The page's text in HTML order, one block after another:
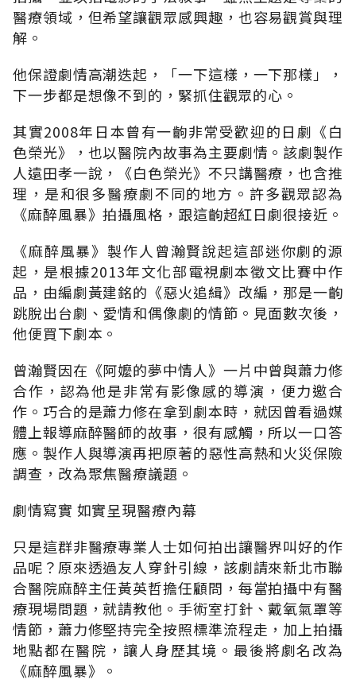
醫療領域，但希望讓觀眾感興趣，也容易觀賞與理
解。
他保證劇情高潮迭起，「一下這樣，一下那樣」，
下一步都是想像不到的，緊抓住觀眾的心。
其實2008年日本曾有一齣非常受歡迎的日劇《白
色榮光》，也以醫院內故事為主要劇情。該劇製作
人遠田孝一說，《白色榮光》不只講醫療，也含推
理，是和很多醫療劇不同的地方。許多觀眾認為
《麻醉風暴》拍攝風格，跟這齣超紅日劇很接近。
《麻醉風暴》製作人曾瀚賢說起這部迷你劇的源
起，是根據2013年文化部電視劇本徵文比賽中作
品，由編劇黃建銘的《惡火追緝》改編，那是一齣
跳脫出台劇、愛情和偶像劇的情節。見面數次後，
他便買下劇本。
曾瀚賢因在《阿嬤的夢中情人》一片中曾與蕭力修
合作，認為他是非常有影像感的導演，便力邀合
作。巧合的是蕭力修在拿到劇本時，就因曾看過媒
體上報導麻醉醫師的故事，很有感觸，所以一口答
應。製作人與導演再把原著的惡性高熱和火災保險
調查，改為聚焦醫療議題。
劇情寫實 如實呈現醫療內幕
只是這群非醫療專業人士如何拍出讓醫界叫好的作
品呢？原來透過友人穿針引線，該劇請來新北市聯
合醫院麻醉主任黃英哲擔任顧問，每當拍攝中有醫
療現場問題，就請教他。手術室打針、戴氧氣罩等
情節，蕭力修堅持完全按照標準流程走，加上拍攝
地點都在醫院，讓人身歷其境。最後將劇名改為
《麻醉風暴》。